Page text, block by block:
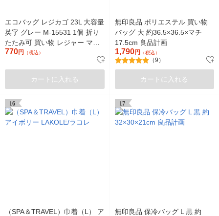
エコバッグ レジカゴ 23L 大容量
英字 グレー M-15531 1個 折り
たたみ可 買い物 レジャー マリ
オ
770円 （税込）
カートに入れる
無印良品 ポリエステル 買い物
バッグ 大 約36.5×36.5×マチ
17.5cm 良品計画
1,790円 （税込）
（9）
カートに入れる
16
（SPA＆TRAVEL）巾着（L） ア
17
無印良品 保冷バッグ L 黒 約